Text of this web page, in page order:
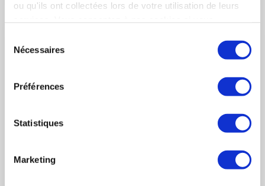
ou qu'ils ont collectées lors de votre utilisation de leurs
Nécessaires
Préférences
Statistiques
Marketing